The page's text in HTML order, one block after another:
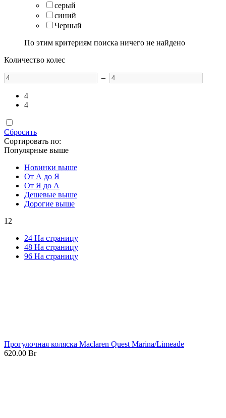
серый
синий
Черный
По этим критериям поиска ничего не найдено
Количество колес
–
4
4
Сбросить
Сортировать по:
Популярные выше
Новинки выше
От А до Я
От Я до А
Дешевые выше
Дорогие выше
12
24 На страницу
48 На страницу
96 На страницу
Прогулочная коляска Maclaren Quest Marina/Limeade
620.00 Br